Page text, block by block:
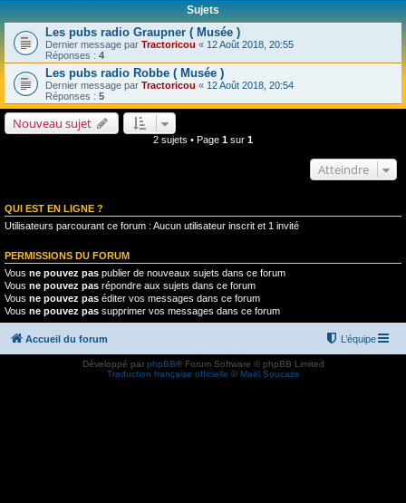
Sujets
Les pubs radio Graupner ( Musée )
Dernier message par Tractoricou « 12 Août 2018, 20:55
Réponses : 4
Les pubs radio Robbe ( Musée )
Dernier message par Tractoricou « 12 Août 2018, 20:54
Réponses : 5
Nouveau sujet
2 sujets • Page 1 sur 1
Atteindre
QUI EST EN LIGNE ?
Utilisateurs parcourant ce forum : Aucun utilisateur inscrit et 1 invité
PERMISSIONS DU FORUM
Vous ne pouvez pas publier de nouveaux sujets dans ce forum
Vous ne pouvez pas répondre aux sujets dans ce forum
Vous ne pouvez pas éditer vos messages dans ce forum
Vous ne pouvez pas supprimer vos messages dans ce forum
Accueil du forum L’équipe
Développé par phpBB® Forum Software © phpBB Limited
Traduction française officielle © Maël Soucaze